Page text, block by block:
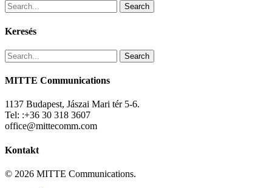
Search
Keresés
Search
MITTE Communications
1137 Budapest, Jászai Mari tér 5-6.
Tel: :+36 30 318 3607
office@mittecomm.com
Kontakt
© 2026 MITTE Communications.